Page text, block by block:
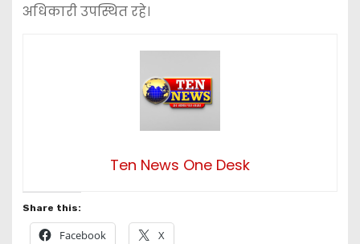
अधिकारी उपस्थित रहे।
Ten News One Desk
Share this:
Facebook X